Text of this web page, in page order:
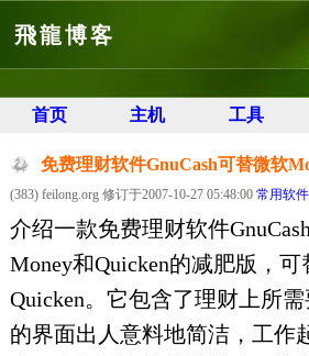
飛龍博客
首页
主机 工具
免费理财软件GnuCash可替微软
(383) feilong.org 修订于2007-10-27 05:48:00 常用软件
介绍一款免费理财软件
Money和Quicken的减肥版，
Quicken。它包含了理财上所
的界面出人意料地简洁，工作